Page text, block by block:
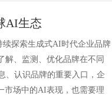
AI生态
续探索生成式AI时代企业品牌
解、监测、优化品牌在不同
、认识品牌的重要入口，企
市场中的AI表现，也需要理